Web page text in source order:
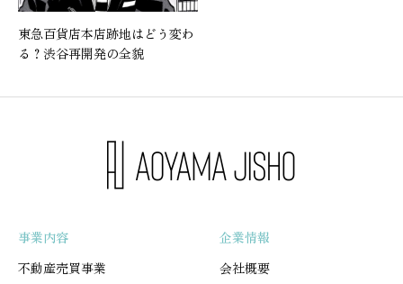
東急百貨店本店跡地はどう変わ
る？渋谷再開発の全貌
事業内容
不動産売買事業
企業情報
会社概要